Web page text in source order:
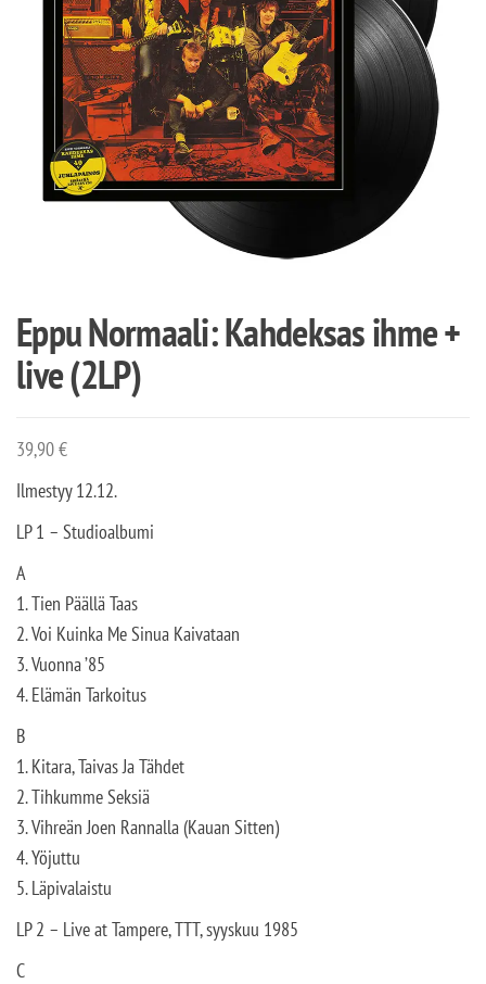
Eppu Normaali: Kahdeksas ihme +
live (2LP)
39,90€
Ilmestyy 12.12.
LP 1 – Studioalbumi
A
1. Tien Päällä Taas
2. Voi Kuinka Me Sinua Kaivataan
3. Vuonna ’85
4. Elämän Tarkoitus
B
1. Kitara, Taivas Ja Tähdet
2. Tihkumme Seksiä
3. Vihreän Joen Rannalla (Kauan Sitten)
4. Yöjuttu
5. Läpivalaistu
LP 2 – Live at Tampere, TTT, syyskuu 1985
C